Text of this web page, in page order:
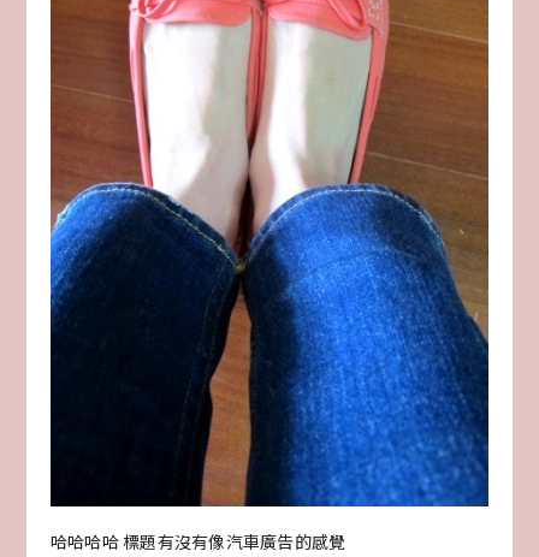
哈哈哈哈 標題有沒有像汽車廣告的感覺